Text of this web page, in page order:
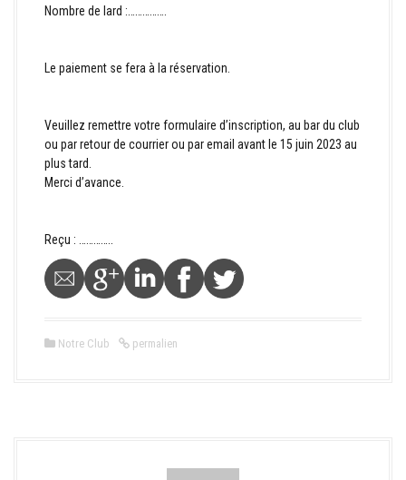
Nombre de lard :…………….
Le paiement se fera à la réservation.
Veuillez remettre votre formulaire d’inscription, au bar du club
ou par retour de courrier ou par email avant le 15 juin 2023 au
plus tard.
Merci d’avance.
Reçu : …………..
Notre Club permalien